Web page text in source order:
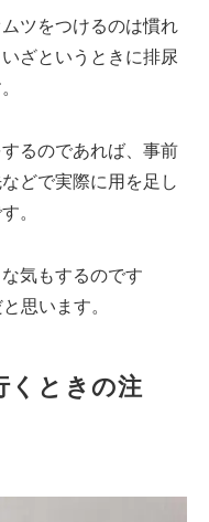
ツをつけるのは慣れ
ざというときに排尿
るのであれば、事前
どで実際に用を足し
。
気もするのです
思います。
くときの注